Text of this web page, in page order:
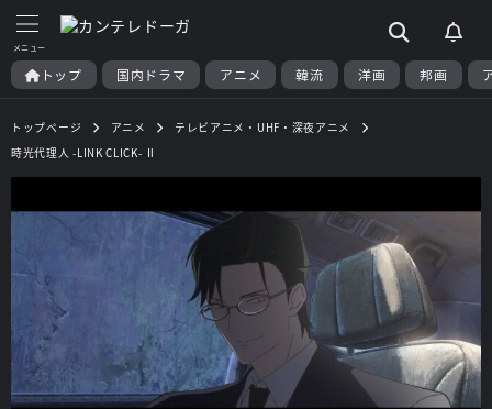
トップ 国内ドラマ アニメ 韓流 洋画 邦画
トップページ アニメ
テレビアニメ・UHF・深夜アニメ
時光代理人 -LINK CLICK- Ⅱ